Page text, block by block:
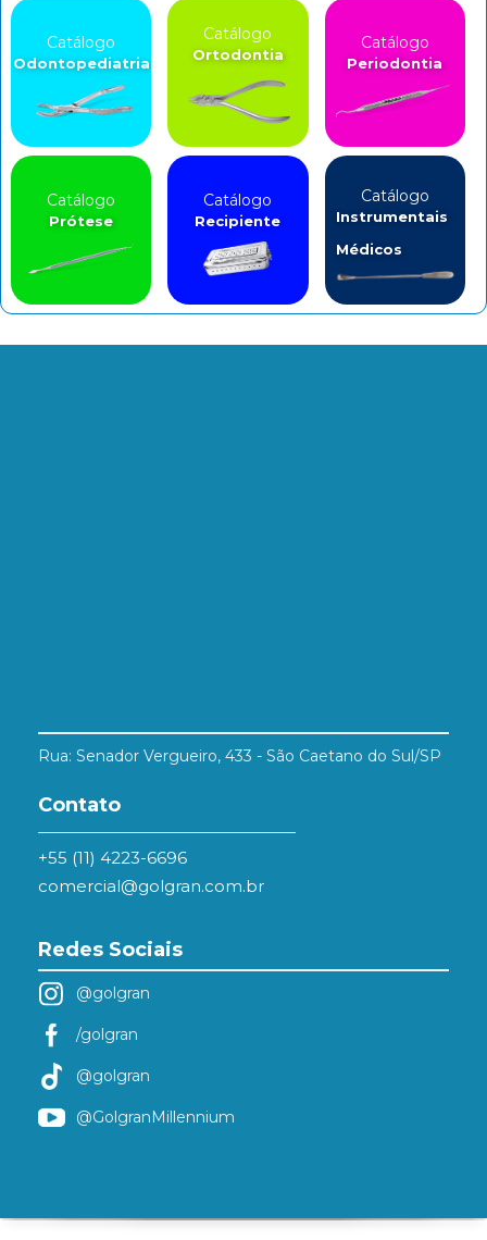
Catálogo
Odontopediatria
Catálogo
Ortodontia
Catálogo
Periodontia
Catálogo
Prótese
Catálogo
Recipiente
Catálogo
Instrumentais
Médicos
Rua: Senador Vergueiro, 433 - São Caetano do Sul/SP
Contato
+55 (11) 4223-6696
comercial@golgran.com.br
Redes Sociais
@golgran
/golgran
@golgran
@GolgranMillennium